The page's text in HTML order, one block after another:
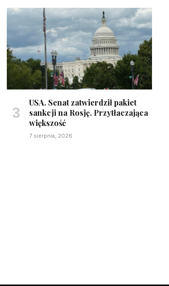
USA. Senat zatwierdził pakiet
sankcji na Rosję. Przytłaczająca
większość
7 sierpnia, 2026